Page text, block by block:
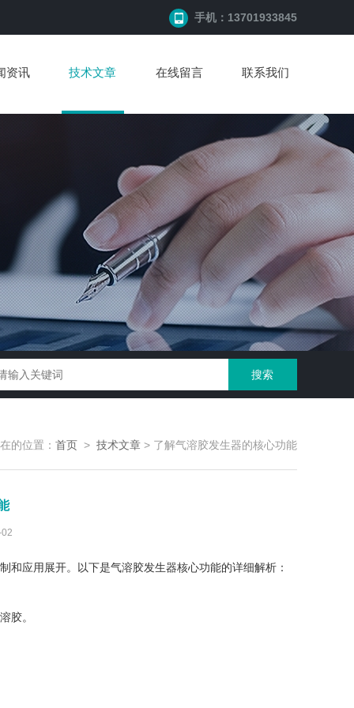
手机：13701933845
资讯 技术文章 在线留言 联系我们
的位置： 首页 > 技术文章 > 了解气溶胶发生器的核心功能
应用展开。以下是气溶胶发生器核心功能的详细解析：
胶。